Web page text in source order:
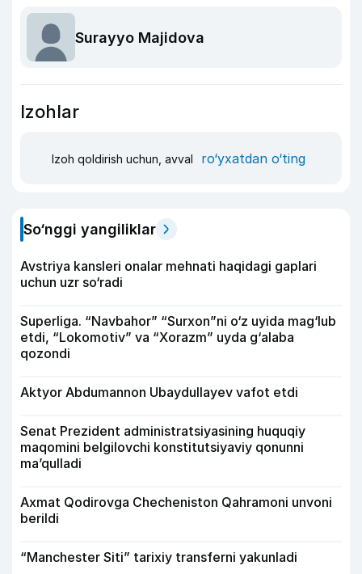
Surayyo Majidova
Izohlar
Izoh qoldirish uchun, avval ro‘yxatdan o‘ting
So‘nggi yangiliklar
Avstriya kansleri onalar mehnati haqidagi gaplari
uchun uzr so‘radi
Superliga. “Navbahor” “Surxon”ni o‘z uyida mag‘lub
etdi, “Lokomotiv” va “Xorazm” uyda g‘alaba
qozondi
Aktyor Abdu­mannon Ubaydullayev vafot etdi
Senat Prezident administratsiyasining huquqiy
maqomini belgilovchi konstitutsiyaviy qonunni
ma’qulladi
Axmat Qodirovga Checheniston Qahramoni unvoni
berildi
“Manchester Siti” tarixiy transferni yakunladi